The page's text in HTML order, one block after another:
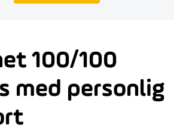
100/100
med personlig